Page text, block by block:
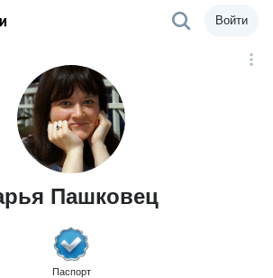
Войти
Пашковец
Паспорт